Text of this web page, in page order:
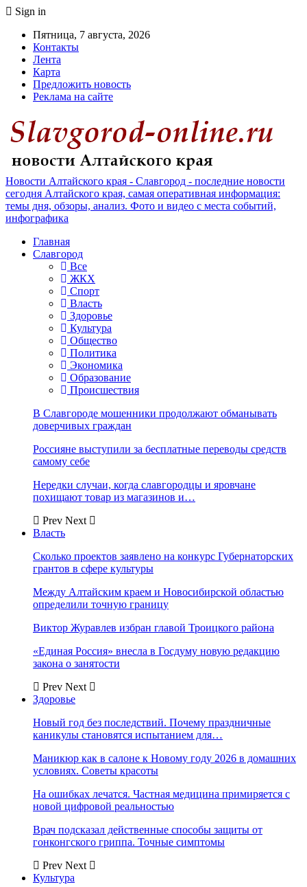
Sign in
Пятница, 7 августа, 2026
Контакты
Лента
Карта
Предложить новость
Реклама на сайте
Новости Алтайского края - Славгород - последние новости
сегодня Алтайского края, самая оперативная информация:
темы дня, обзоры, анализ. Фото и видео с места событий,
инфографика
Главная
Славгород
Все
ЖКХ
Спорт
Власть
Здоровье
Культура
Общество
Политика
Экономика
Образование
Происшествия
В Славгороде мошенники продолжают обманывать
доверчивых граждан
Россияне выступили за бесплатные переводы средств
самому себе
Нередки случаи, когда славгородцы и яровчане
похищают товар из магазинов и…
Prev Next
Власть
Сколько проектов заявлено на конкурс Губернаторских
грантов в сфере культуры
Между Алтайским краем и Новосибирской областью
определили точную границу
Виктор Журавлев избран главой Троицкого района
«Единая Россия» внесла в Госдуму новую редакцию
закона о занятости
Prev Next
Здоровье
Новый год без последствий. Почему праздничные
каникулы становятся испытанием для…
Маникюр как в салоне к Новому году 2026 в домашних
условиях. Советы красоты
На ошибках лечатся. Частная медицина примиряется с
новой цифровой реальностью
Врач подсказал действенные способы защиты от
гонконгского гриппа. Точные симптомы
Prev Next
Культура